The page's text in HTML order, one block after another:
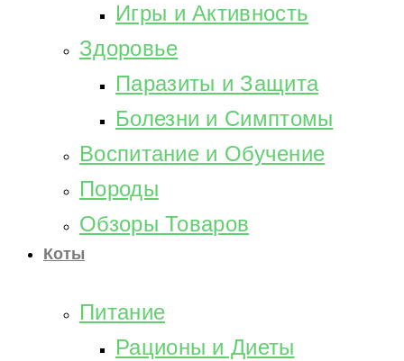
Игры и Активность
Здоровье
Паразиты и Защита
Болезни и Симптомы
Воспитание и Обучение
Породы
Обзоры Товаров
Коты
Питание
Рационы и Диеты